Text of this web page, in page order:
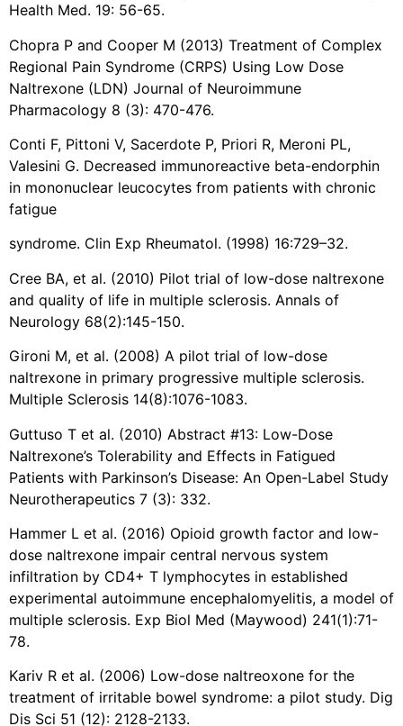
Health Med. 19: 56-65.
Chopra P and Cooper M (2013) Treatment of Complex
Regional Pain Syndrome (CRPS) Using Low Dose
Naltrexone (LDN) Journal of Neuroimmune
Pharmacology 8 (3): 470-476.
Conti F, Pittoni V, Sacerdote P, Priori R, Meroni PL,
Valesini G. Decreased immunoreactive beta-endorphin
in mononuclear leucocytes from patients with chronic
fatigue
syndrome. Clin Exp Rheumatol. (1998) 16:729–32.
Cree BA, et al. (2010) Pilot trial of low-dose naltrexone
and quality of life in multiple sclerosis. Annals of
Neurology 68(2):145-150.
Gironi M, et al. (2008) A pilot trial of low-dose
naltrexone in primary progressive multiple sclerosis.
Multiple Sclerosis 14(8):1076-1083.
Guttuso T et al. (2010) Abstract #13: Low-Dose
Naltrexone’s Tolerability and Effects in Fatigued
Patients with Parkinson’s Disease: An Open-Label Study
Neurotherapeutics 7 (3): 332.
Hammer L et al. (2016) Opioid growth factor and low-
dose naltrexone impair central nervous system
infiltration by CD4+ T lymphocytes in established
experimental autoimmune encephalomyelitis, a model of
multiple sclerosis. Exp Biol Med (Maywood) 241(1):71-
78.
Kariv R et al. (2006) Low-dose naltreoxone for the
treatment of irritable bowel syndrome: a pilot study. Dig
Dis Sci 51 (12): 2128-2133.